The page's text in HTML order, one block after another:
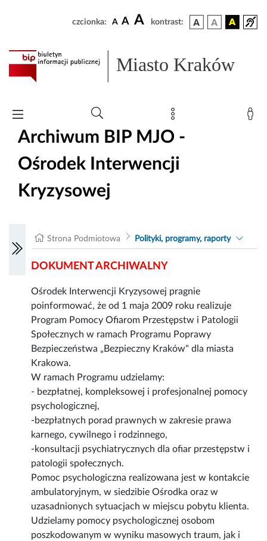
czcionka: A A A kontrast:
Miasto Kraków
Archiwum BIP MJO -
Ośrodek Interwencji
Kryzysowej
Strona Podmiotowa Polityki, programy, raporty
DOKUMENT ARCHIWALNY
Ośrodek Interwencji Kryzysowej pragnie
poinformować, że od 1 maja 2009 roku realizuje
Program Pomocy Ofiarom Przestępstw i Patologii
Społecznych w ramach Programu Poprawy
Bezpieczeństwa „Bezpieczny Kraków" dla miasta
Krakowa.
W ramach Programu udzielamy:
- bezpłatnej, kompleksowej i profesjonalnej pomocy
psychologicznej,
-bezpłatnych porad prawnych w zakresie prawa
karnego, cywilnego i rodzinnego,
-konsultacji psychiatrycznych dla ofiar przestępstw i
patologii społecznych.
Pomoc psychologiczna realizowana jest w kontakcie
ambulatoryjnym, w siedzibie Ośrodka oraz w
uzasadnionych sytuacjach w miejscu pobytu klienta.
Udzielamy pomocy psychologicznej osobom
poszkodowanym w wyniku masowych traum, jak i